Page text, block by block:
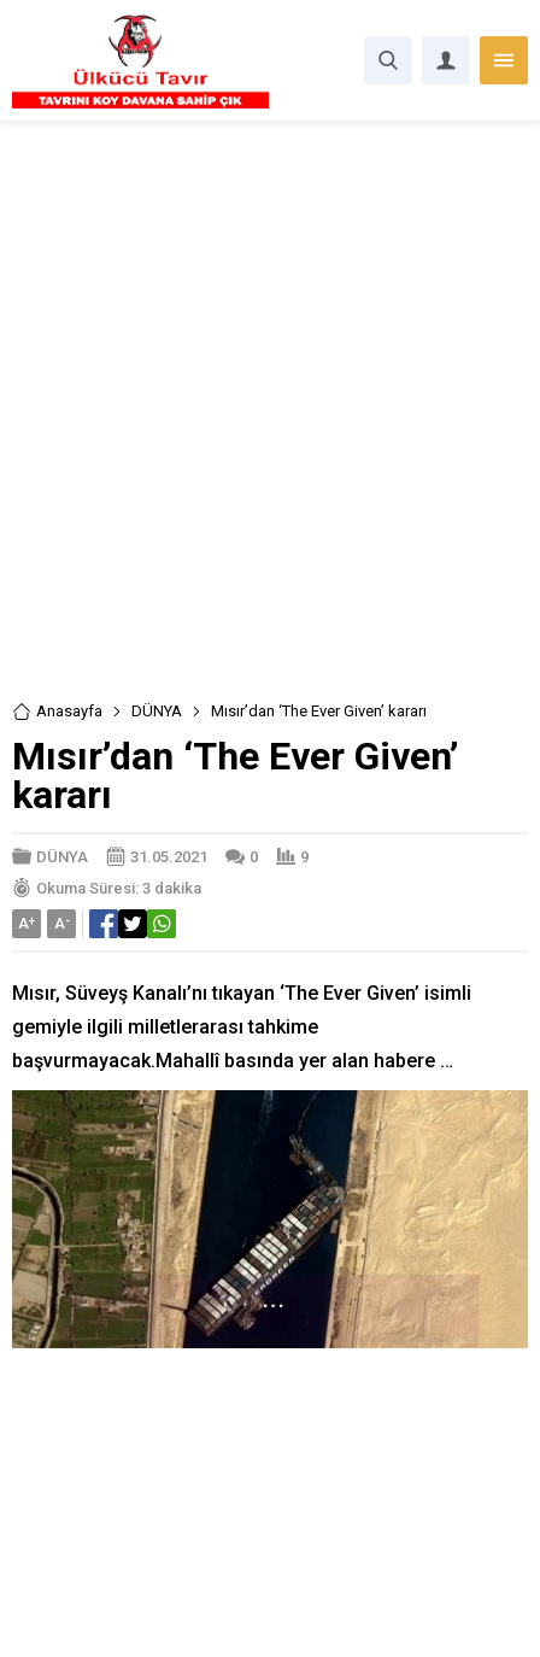
Anasayfa DÜNYA Mısır’dan ‘The Ever Given’ kararı
Mısır’dan ‘The Ever Given’
kararı
DÜNYA 31.05.2021 0
9
Okuma Süresi: 3 dakika
A+ A-
Mısır, Süveyş Kanalı’nı tıkayan ‘The Ever Given’ isimli
gemiyle ilgili milletlerarası tahkime
başvurmayacak.Mahallî basında yer alan habere …